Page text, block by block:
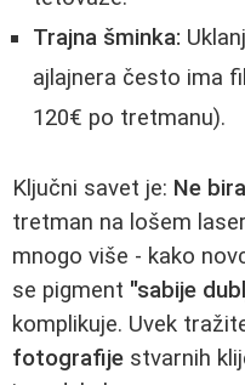
Trajna šminka:
ajlajnera često ima
120€ po tretmanu).
Ključni savet je: Ne
tretman na lošem
mnogo više - kako
se pigment "sabije
komplikuje. Uvek
fotografije stvarnih